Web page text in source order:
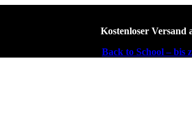
Kostenloser Versand
Back to School – bis